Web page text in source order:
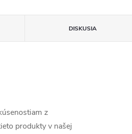
DISKUSIA
z
produkty v našej